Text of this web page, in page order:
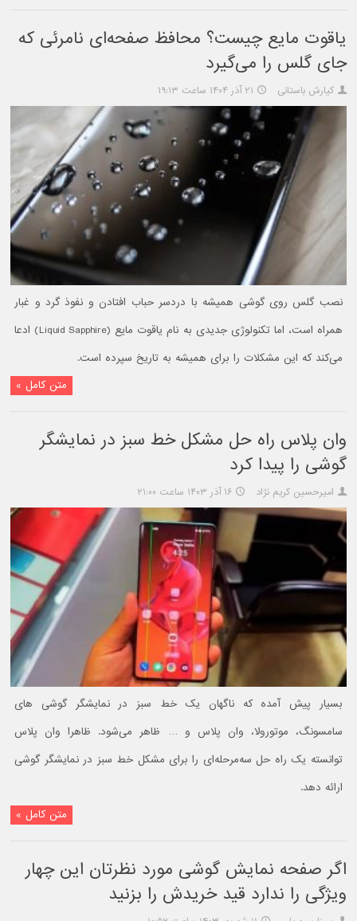
یاقوت مایع چیست؟ محافظ صفحه‌ای نامرئی که
جای گلس را می‌گیرد
کیارش باستانی ۲۱ آذر ۱۴۰۴ ساعت ۱۹:۱۳
نصب گلس روی گوشی همیشه با دردسر حباب افتادن و نفوذ گرد و غبار
همراه است، اما تکنولوژی جدیدی به نام یاقوت مایع (Liquid Sapphire) ادعا
می‌کند که این مشکلات را برای همیشه به تاریخ سپرده است.
متن کامل »
وان پلاس راه حل مشکل خط سبز در نمایشگر
گوشی را پیدا کرد
امیرحسین کریم نژاد ۱۶ آذر ۱۴۰۳ ساعت ۲۱:۰۰
بسیار پیش آمده که ناگهان یک خط سبز در نمایشگر گوشی های
سامسونگ، موتورولا، وان پلاس و … ظاهر می‌شود. ظاهرا وان پلاس
توانسته یک راه حل سه‌مرحله‌ای را برای مشکل خط سبز در نمایشگر گوشی
ارائه دهد.
متن کامل »
اگر صفحه نمایش گوشی مورد نظرتان این چهار
ویژگی را ندارد قید خریدش را بزنید